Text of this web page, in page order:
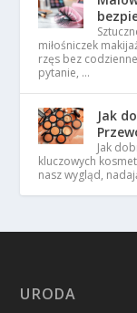
miłośniczek
rzęs bez
pytanie, …
Jak
Jak
kluczowych
nasz wygląd,
URODA